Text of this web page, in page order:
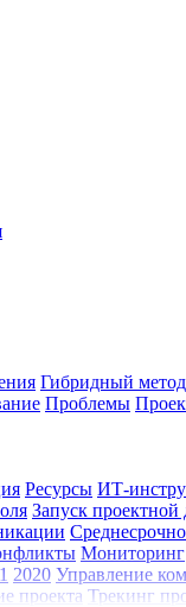
Гибридный метод
Проблемы
Ресурсы ИТ-
Запуск проектной
Мониторинг
2020 Управление
проекта Трекинг